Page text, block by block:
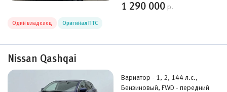
1 290 000 р.
Один владелец Оригинал ПТС
Nissan Qashqai
Вариатор - 1, 2, 144 л.с.,
Бензиновый, FWD - передний